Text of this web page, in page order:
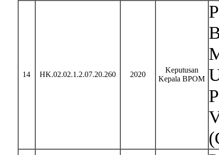
14 HK.02.02.1.2.07.20.260 2020
Keputusan
Kepala BPOM